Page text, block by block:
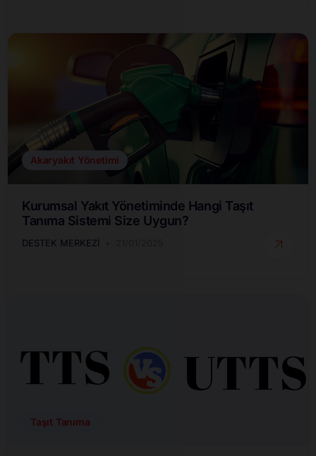
Akaryakıt Yönetimi
Kurumsal Yakıt Yönetiminde Hangi Taşıt
Tanıma Sistemi Size Uygun?
DESTEK MERKEZI
Taşıt Tanıma